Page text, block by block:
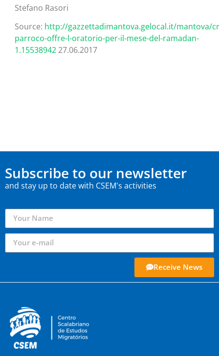
Stefano Rasori
Source: http://gazzettadimantova.gelocal.it/mantova/
parroco-offre-l-oratorio-per-il-mese-del-ramadan-
1.1553894227.06.2017
Subscribe to our newsletter
and stay up to date with CSEM's activities
Receive News